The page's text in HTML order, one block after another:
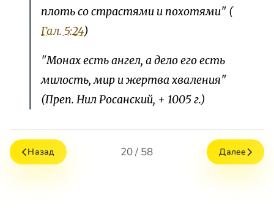
плоть со страстями и похотями" (
Гал. 5:24)
"Монах есть ангел, а дело его есть
милость, мир и жертва хваления"
(Преп. Нил Росанский, + 1005 г.)
Назад 20 / 58 Далее